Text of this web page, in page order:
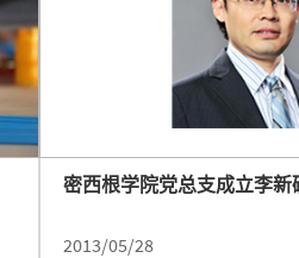
密西根学院党总支成立李新
2013/05/28